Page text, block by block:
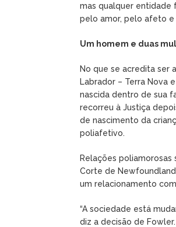
mas qualquer entidade
pelo amor, pelo afeto e
Um homem e duas
No que se acredita ser
Labrador – Terra Nova
nascida dentro de sua
recorreu à Justiça
de nascimento da
poliafetivo.
Relações poliamorosas
Corte de
um relacionamento
“A sociedade está
diz a decisão de